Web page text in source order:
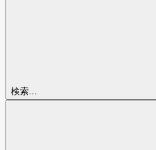
検索...